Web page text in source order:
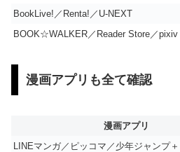
BookLive!／Renta!／U-NEXT
BOOK☆WALKER／Reader Store／pixiv
漫画アプリも全て確認
漫画アプリ
LINEマンガ／ピッコマ／少年ジャンプ＋